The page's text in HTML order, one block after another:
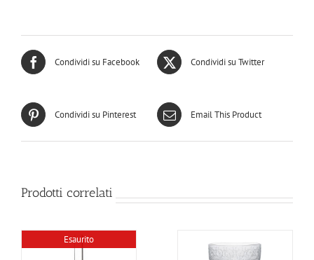
Condividi su Facebook Condividi su Twitter
Condividi su Pinterest Email This Product
Prodotti correlati
Esaurito